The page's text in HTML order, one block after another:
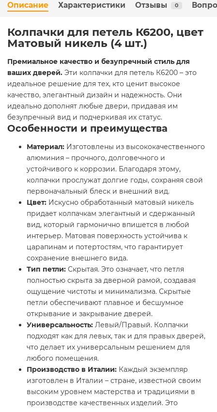
Описание Характеристики Отзывы 0
Колпачки для петель К6200, цвет
Матовый никель (4 шт.)
Премиальное качество и безупречный стиль для
ваших дверей. Эти колпачки для петель К6200 – это
идеальное решение для тех, кто ценит высокое
качество, элегантный дизайн и надежность. Они
идеально дополнят любые двери, придавая им
безупречный вид и подчеркивая их статус.
Особенности и преимущества
Материал: Изготовлены из высококачественного
алюминия – прочного, долговечного и
устойчивого к коррозии. Благодаря этому,
колпачки прослужат долгие годы, сохраняя свой
первоначальный блеск и внешний вид.
Цвет: Искусно обработанный матовый никель
придает колпачкам элегантный и сдержанный
вид, который гармонично впишется в любой
интерьер. Матовая поверхность устойчива к
царапинам и потертостям, что гарантирует
сохранение внешнего вида.
Тип петли: Скрытая. Это означает, что петля
полностью скрыта за дверной рамой, создавая
ощущение чистоты и минимализма. Скрытые
петли обеспечивают плавное и бесшумное
открывание и закрывание дверей.
Универсальность: Левый/Правый. Колпачки
подходят как для левых, так и для правых дверей,
что делает их универсальным решением для
любого помещения.
Производство в Италии: Каждый экземпляр
изготовлен в Италии – стране, известной своим
высоким уровнем мастерства и традициями в
производстве качественных изделий. Это